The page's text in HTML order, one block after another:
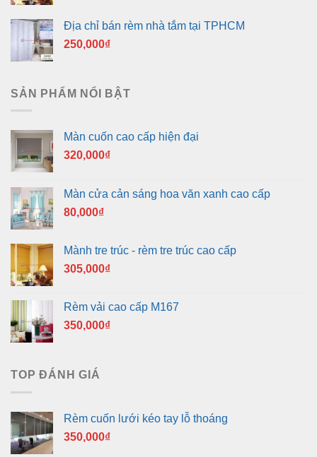
Địa chỉ bán rèm nhà tắm tại TPHCM
250,000₫
SẢN PHẨM NỔI BẬT
Màn cuốn cao cấp hiện đại
320,000₫
Màn cửa cản sáng hoa văn xanh cao cấp
80,000₫
Mành tre trúc - rèm tre trúc cao cấp
305,000₫
Rèm vải cao cấp M167
350,000₫
TOP ĐÁNH GIÁ
Rèm cuốn lưới kéo tay lỗ thoáng
350,000₫